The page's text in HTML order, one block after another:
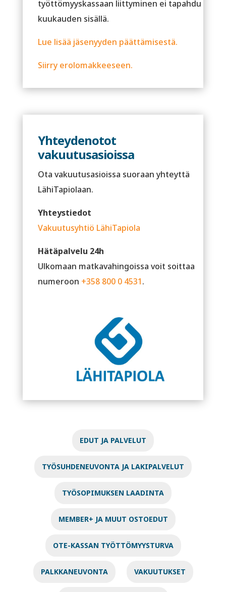
työttömyyskassaan liittyminen ei tapahdu
kuukauden sisällä.
Lue lisää jäsenyyden päättämisestä.
Siirry erolomakkeeseen.
Yhteydenotot
vakuutusasioissa
Ota vakuutusasioissa suoraan yhteyttä
LähiTapiolaan.
Yhteystiedot
Vakuutusyhtiö LähiTapiola
Hätäpalvelu 24h
Ulkomaan matkavahingoissa voit soittaa
numeroon +358 800 0 4531.
EDUT JA PALVELUT
TYÖSUHDENEUVONTA JA LAKIPALVELUT
TYÖSOPIMUKSEN LAADINTA
MEMBER+ JA MUUT OSTOEDUT
OTE-KASSAN TYÖTTÖMYYSTURVA
PALKKANEUVONTA VAKUUTUKSET